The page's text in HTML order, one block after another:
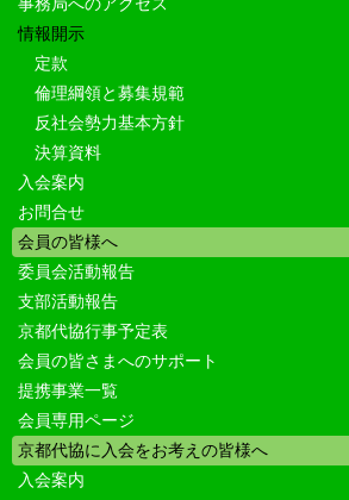
情報開示
定款
倫理綱領と募集規範
反社会勢力基本方針
決算資料
入会案内
お問合せ
会員の皆様へ
委員会活動報告
支部活動報告
京都代協行事予定表
会員の皆さまへのサポート
提携事業一覧
会員専用ページ
京都代協に入会をお考えの皆様へ
入会案内